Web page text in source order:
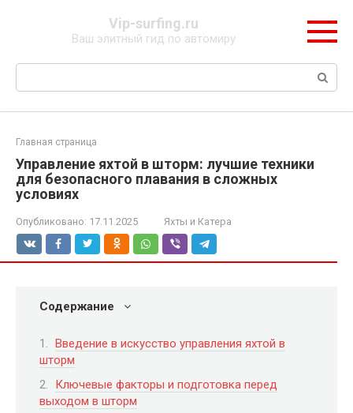
Vip-surfing.ru
Ваш элитный гид по автомиру
Поиск:
Главная страница
Управление яхтой в шторм: лучшие техники
для безопасного плавания в сложных
условиях
Опубликовано: 17.11.2025 Яхты и Катера
Содержание
Введение в искусство управления яхтой в
шторм
Ключевые факторы и подготовка перед
выходом в шторм